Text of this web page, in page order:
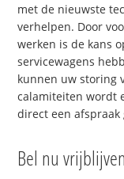
met de nieuwste
verhelpen. Door
werken is de kans
servicewagens
kunnen uw storing
calamiteiten wordt
direct een
Bel nu